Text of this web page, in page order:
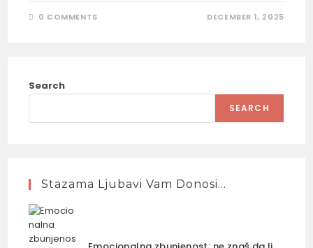
0 COMMENTS DECEMBER 1, 2025
Search
SEARCH
Stazama Ljubavi Vam Donosi…